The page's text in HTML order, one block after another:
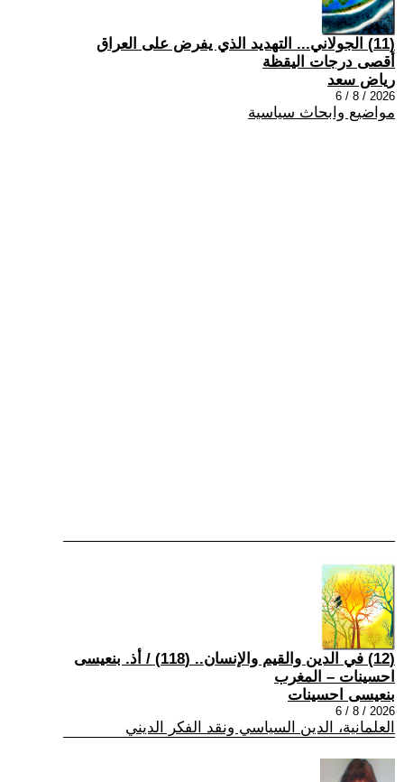
(11) الجولاني... التهديد الذي يفرض على العراق
أقصى درجات اليقظة
رياض سعد
2026 / 8 / 6
مواضيع وابحاث سياسية
(12) في الدين والقيم والإنسان.. (118) / أذ. بنعيسى
احسينات – المغرب
بنعيسى احسينات
2026 / 8 / 6
العلمانية، الدين السياسي ونقد الفكر الديني